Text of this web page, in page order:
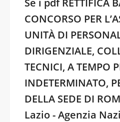
Se i pdf RETTIFICA
CONCORSO PER
UNITÀ DI
DIRIGENZIALE,
TECNICI, A TEMPO
INDETERMINATO,
DELLA SEDE DI
Lazio - Agenzia